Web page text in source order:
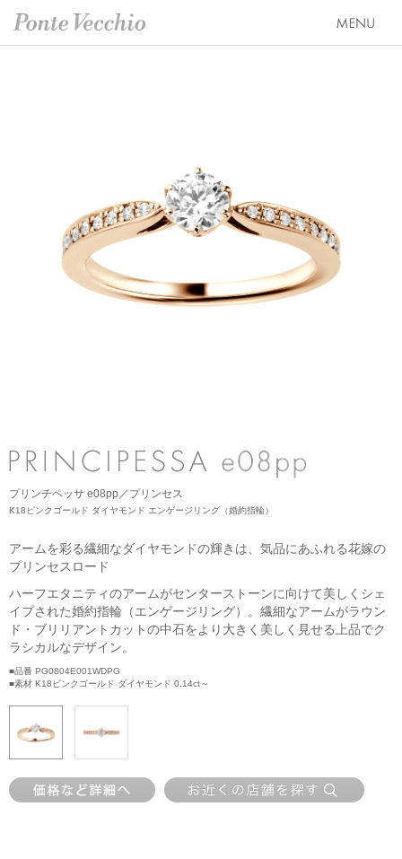
PURE PLATINUM 999（ピュアプラチナ999）
LIMITED COLLECTION（リミテッドコレクション）
WATCH COLLECTION（ウォッチコレクション／時計）
BACI（バチ／一粒ダイヤモンドジュエリー）
PURE 10（ピュアテン）
BIRTHSTONE（バースストーン／誕生石シリーズ）
MORE...
結婚指輪（マリッジリング）
レイヤード特集
HAPPY HEARTの魅力
ブライダルサービス
婚約指輪・結婚指輪よくあるご質問
会社情報 トップ
ブランドスローガン
ブランドポジション
ニュース&キャンペーン
ピアス
イヤーカフ
イヤリング
プリンチペッサ e08pp／プリンセス
K18ピンクゴールド ダイヤモンド エンゲージリング（婚約指輪）
アームを彩る繊細なダイヤモンドの輝きは、気品にあふれる花嫁の
プリンセスロード
ハーフエタニティのアームがセンターストーンに向けて美しくシェ
イプされた婚約指輪（エンゲージリング）。繊細なアームがラウン
ド・ブリリアントカットの中石をより大きく美しく見せる上品でク
ラシカルなデザイン。
■品番 PG0804E001WDPG
■素材 K18ピンクゴールド ダイヤモンド 0.14ct～